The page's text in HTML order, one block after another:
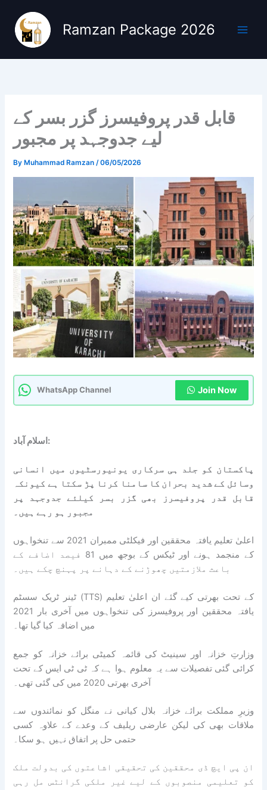
content
Ramzan Package 2026
قابل قدر پروفیسرز گزر بسر کے
لیے جدوجہد پر مجبور
By Muhammad Ramzan/06/05/2026
WhatsApp Channel Join Now
اسلام آباد:
پاکستان کو جلد ہی سرکاری یونیورسٹیوں میں انسانی
وسائل کے شدید بحران کا سامنا کرنا پڑ سکتا ہے کیونکہ
قابل قدر پروفیسرز بھی گزر بسر کیلئے جدوجہد پر
اعلیٰ تعلیم یافتہ محققین اور فیکلٹی ممبران 2021 سے تنخواہوں
کے منجمد ہونے اور ٹیکس کے بوجھ میں 81 فیصد اضافے کے
باعث ملازمتیں چھوڑنے کے دہانے پر پہنچ چکے ہیں۔
ٹینر ٹریک سسٹم (TTS) کے تحت بھرتی کیے گئے ان اعلیٰ تعلیم
یافتہ محققین اور پروفیسرز کی تنخواہوں میں آخری بار 2021
میں اضافہ کیا گیا تھا۔
وزارتِ خزانہ اور سینیٹ کی قائمہ کمیٹی برائے خزانہ کو جمع
کرائی گئی تفصیلات سے یہ معلوم ہوا ہے کہ ٹی ٹی ایس کے تحت
آخری بھرتی 2020 میں کی گئی تھی۔
وزیرِ مملکت برائے خزانہ بلال کیانی نے منگل کو نمائندوں سے
ملاقات بھی کی لیکن عارضی ریلیف کے وعدے کے علاوہ کسی
ان پی ایچ ڈی محققین کی تحقیقی اشاعتوں کی بدولت ملک
کو تعلیمی منصوبوں کے لیے غیر ملکی گرانٹس مل رہی